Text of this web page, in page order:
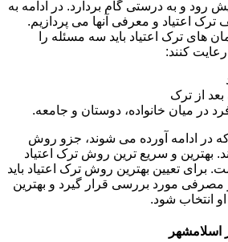
رود و به درستی گام بردارد. در ادامه به
اعتیاد و معرفی آنها می پردازیم.
های ترک اعتیاد باید سه مسئله را
کنند:
از ترک
در میان خانواده، دوستان و جامعه.
در ادامه آورده می شوند، جزو روش
بهترین و سریع ترین روش ترک اعتیاد
تعیین بهترین روش ترک اعتیاد باید
مورد بررسی قرار گیرد و بهترین
انتخاب شود.
اسلامشهر